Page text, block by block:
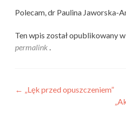
Polecam, dr Paulina Jaworska-
Ten wpis został opublikowany w
permalink
Nawigacja
←
„Lęk przed opuszczeniem”